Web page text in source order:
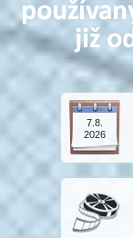
7.8.
2026